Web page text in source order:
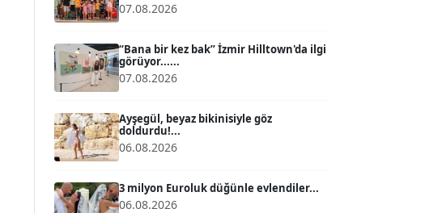
Köşe Yazarı
Köşe Yazarı
Köşe Yazarı
07.08.2026
“Bana bir kez bak” İzmir Hilltown'da ilgi
görüyor......
07.08.2026
Ayşegül, beyaz bikinisiyle göz
doldurdu!...
06.08.2026
3 milyon Euroluk düğünle evlendiler...
06.08.2026